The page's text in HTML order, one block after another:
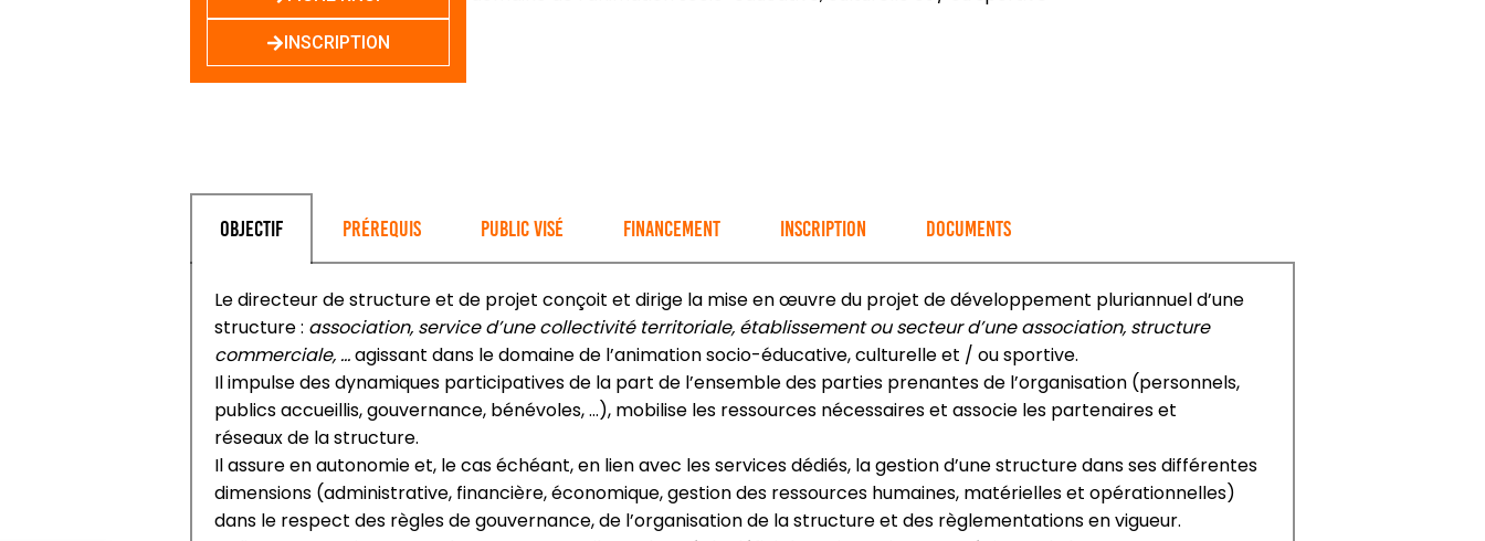
INSCRIPTION
Objectif Prérequis Public visé Financement Inscription Documents
Le directeur de structure et de projet conçoit et dirige la mise en œuvre du projet de développement pluriannuel d’une
structure : association, service d’une collectivité territoriale, établissement ou secteur d’une association, structure
commerciale, …agissant dans le domaine de l’animation socio-éducative, culturelle et / ou sportive.
Il impulse des dynamiques participatives de la part de l’ensemble des parties prenantes de l’organisation (personnels,
publics accueillis, gouvernance, bénévoles, …), mobilise les ressources nécessaires et associe les partenaires et
réseaux de la structure.
Il assure en autonomie et, le cas échéant, en lien avec les services dédiés, la gestion d’une structure dans ses différentes
dimensions (administrative, financière, économique, gestion des ressources humaines, matérielles et opérationnelles)
dans le respect des règles de gouvernance, de l’organisation de la structure et des règlementations en vigueur.